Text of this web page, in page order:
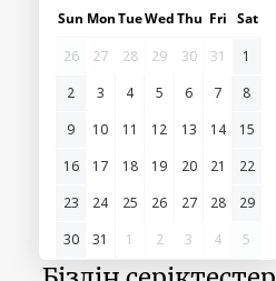
Sun MonTueWedThu Fri Sat
26
27 28 29 30 31
1
2
3 4 5 6 7
8
9
10 11 12 13 14
15
16
17 18 19 20 21
22
23
24 25 26 27 28
29
30
31 1 2 3 4 5